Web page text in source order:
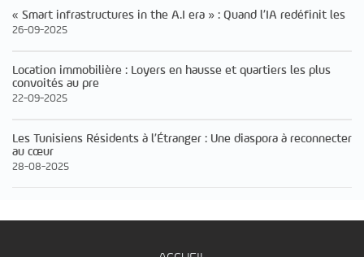
« Smart infrastructures in the A.I era » : Quand l’IA redéfinit les
26-09-2025
Location immobilière : Loyers en hausse et quartiers les plus
convoités au pre
22-09-2025
Les Tunisiens Résidents à l’Étranger : Une diaspora à reconnecter
au cœur
28-08-2025